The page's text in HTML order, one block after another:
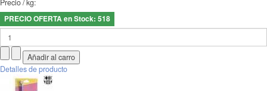
Precio / kg:
PRECIO OFERTA en Stock: 518
Detalles de producto